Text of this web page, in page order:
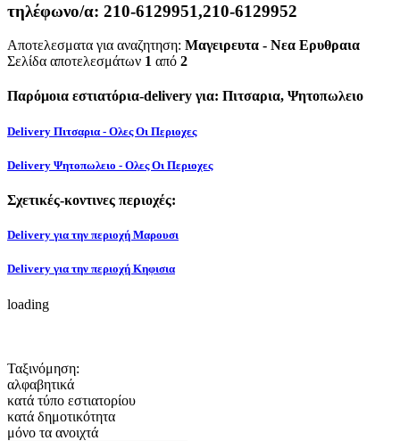
τηλέφωνο/α: 210-6129951,210-6129952
Αποτελεσματα για αναζητηση: Μαγειρευτα - Νεα Ερυθραια
Σελίδα αποτελεσμάτων 1 από 2
Παρόμοια εστιατόρια-delivery για: Πιτσαρια, Ψητοπωλειο
Delivery Πιτσαρια - Ολες Οι Περιοχες
Delivery Ψητοπωλειο - Ολες Οι Περιοχες
Σχετικές-κοντινες περιοχές:
Delivery για την περιοχή Μαρουσι
Delivery για την περιοχή Κηφισια
loading
Ταξινόμηση:
αλφαβητικά
κατά τύπο εστιατορίου
κατά δημοτικότητα
μόνο τα ανοιχτά